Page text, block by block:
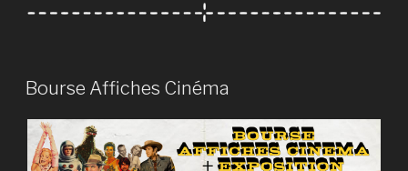
PUBLIÉ
LE
Bourse Affiches Cinéma